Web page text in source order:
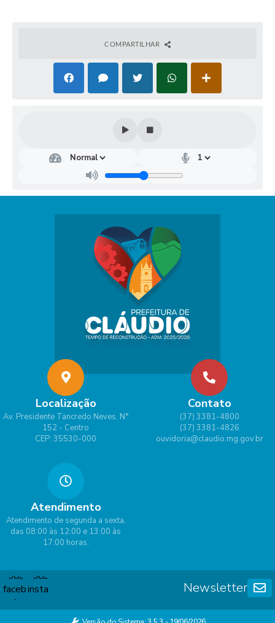
COMPARTILHAR
Localização
Av. Presidente Tancredo Neves, N°
152 - Centro
CEP: 35530-000
Contato
(37) 3381-4800
(37) 3381-4826
ouvidoria@claudio.mg.gov.br
Atendimento
Atendimento de segunda a sexta,
das 08:00 às 12:00 e 13:00 às
17:00 horas.
Newsletter